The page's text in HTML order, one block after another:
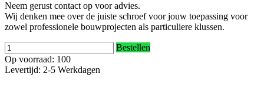
Neem gerust contact op voor advies.
Wij denken mee over de juiste schroef voor jouw toepassing voor
zowel professionele bouwprojecten als particuliere klussen.
Bestellen
Op voorraad: 100
Levertijd: 2-5 Werkdagen